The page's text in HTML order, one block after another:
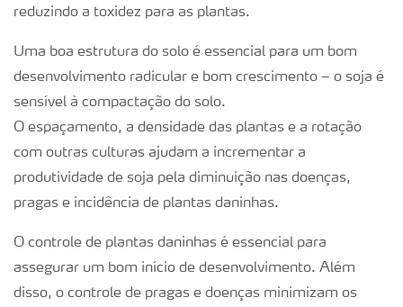
reduzindo a toxidez para as plantas.
Uma boa estrutura do solo é essencial para um bom
desenvolvimento radicular e bom crescimento – o soja é
sensível à compactação do solo.
O espaçamento, a densidade das plantas e a rotação
com outras culturas ajudam a incrementar a
produtividade de soja pela diminuição nas doenças,
pragas e incidência de plantas daninhas.
O controle de plantas daninhas é essencial para
assegurar um bom início de desenvolvimento. Além
disso, o controle de pragas e doenças minimizam os